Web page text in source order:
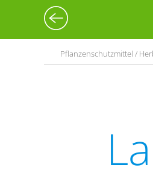
Pflanzenschutzmittel /